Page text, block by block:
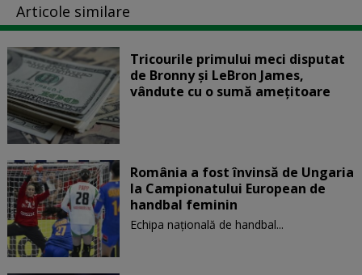
Articole similare
Tricourile primului meci disputat
de Bronny şi LeBron James,
vândute cu o sumă amețitoare
România a fost învinsă de Ungaria
la Campionatului European de
handbal feminin
Echipa națională de handbal...